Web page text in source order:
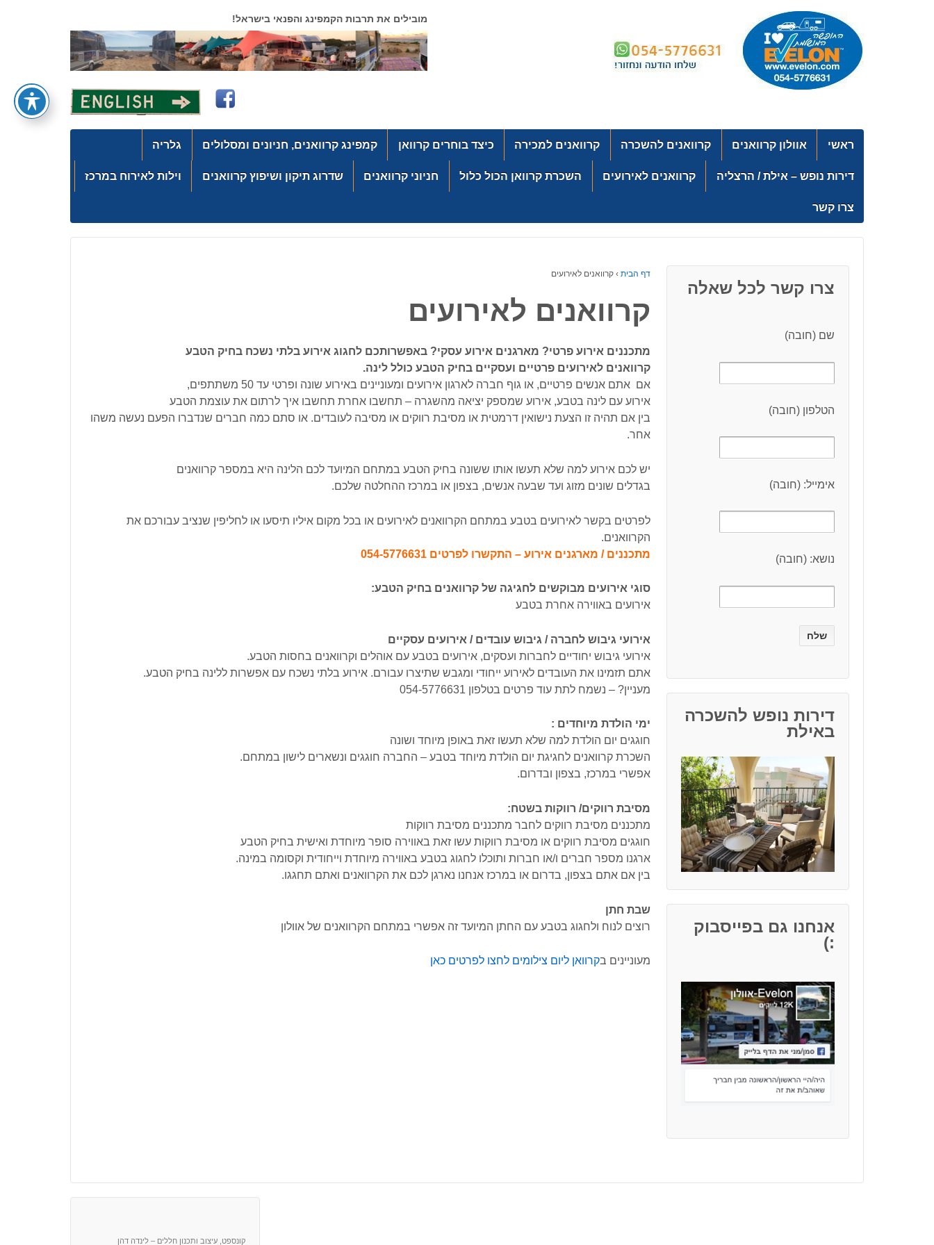
SKIP
MAIN
CONTENT
מובילים את תרבות הקמפינג והפנאי בישראל!
ראשי אוולון קרוואנים קרוואנים להשכרה קרוואנים למכירה כיצד בוחרים קרוואן קמפינג קרוואנים, חניונים ומסלולים גלריה
דירות נופש – אילת / הרצליה קרוואנים לאירועים השכרת קרוואן הכול כלול חניוני קרוואנים שדרוג תיקון ושיפוץ קרוואנים וילות לאירוח במרכז
צרו קשר
דף הבית › קרוואנים לאירועים
קרוואנים לאירועים
מתכננים אירוע פרטי? מארגנים אירוע עסקי? באפשרותכם לחגוג אירוע בלתי נשכח בחיק הטבע
קרוואנים לאירועים פרטיים ועסקיים בחיק הטבע כולל לינה.
אם אתם אנשים פרטיים, או גוף חברה לארגון אירועים ומעוניינים באירוע שונה ופרטי עד 50 משתתפים,
אירוע עם לינה בטבע, אירוע שמספק יציאה מהשגרה – תחשבו אחרת תחשבו איך לרתום את עוצמת הטבע
בין אם תהיה זו הצעת נישואין דרמטית או מסיבת רווקים או מסיבה לעובדים. או סתם כמה חברים שנדברו הפעם נעשה משהו
אחר.
יש לכם אירוע למה שלא תעשו אותו ששונה בחיק הטבע במתחם המיועד לכם הלינה היא במספר קרוואנים
בגדלים שונים מזוג ועד שבעה אנשים, בצפון או במרכז ההחלטה שלכם.
לפרטים בקשר לאירועים בטבע במתחם הקרוואנים לאירועים או בכל מקום איליו תיסעו או לחליפין שנציב עבורכם את
הקרוואנים.
מתכננים / מארגנים אירוע – התקשרו לפרטים 054-5776631
סוגי אירועים מבוקשים לחגיגה של קרוואנים בחיק הטבע:
אירועים באווירה אחרת בטבע
אירועי גיבוש לחברה / גיבוש עובדים / אירועים עסקיים
אירועי גיבוש יחודיים לחברות ועסקים, אירועים בטבע עם אוהלים וקרוואנים בחסות הטבע.
אתם תזמינו את העובדים לאירוע ייחודי ומגבש שתיצרו עבורם. אירוע בלתי נשכח עם אפשרות ללינה בחיק הטבע.
מעניין? – נשמח לתת עוד פרטים בטלפון 054-5776631
ימי הולדת מיוחדים :
חוגגים יום הולדת למה שלא תעשו זאת באופן מיוחד ושונה
השכרת קרוואנים לחגיגת יום הולדת מיוחד בטבע – החברה חוגגים ונשארים לישון במתחם.
אפשרי במרכז, בצפון ובדרום.
מסיבת רווקים/ רווקות בשטח:
מתכננים מסיבת רווקים לחבר מתכננים מסיבת רווקות
חוגגים מסיבת רווקים או מסיבת רווקות עשו זאת באווירה סופר מיוחדת ואישית בחיק הטבע
ארגנו מספר חברים ו/או חברות ותוכלו לחגוג בטבע באווירה מיוחדת וייחודית וקסומה במינה.
בין אם אתם בצפון, בדרום או במרכז אנחנו נארגן לכם את הקרוואנים ואתם תחגגו.
שבת חתן
רוצים לנוח ולחגוג בטבע עם החתן המיועד זה אפשרי במתחם הקרוואנים של אוולון
מעוניינים בקרוואן ליום צילומים לחצו לפרטים כאן
צרו קשר לכל שאלה
שם (חובה)
הטלפון (חובה)
אימייל: (חובה)
נושא: (חובה)
דירות נופש להשכרה
באילת
אנחנו גם בפייסבוק
:)
קונספט, עיצוב ותכנון חללים – לינדה דהן